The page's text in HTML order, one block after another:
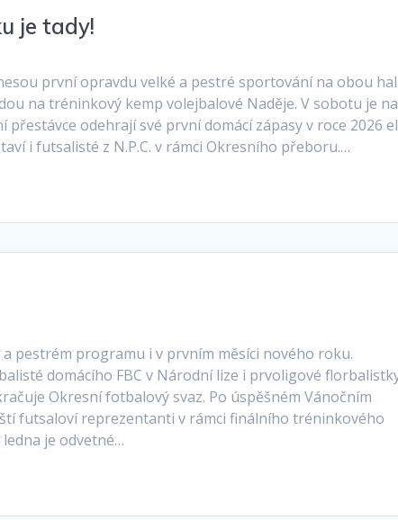
je tady!
první opravdu velké a pestré sportování na obou
na tréninkový kemp volejbalové Naděje. V sobotu je na
odehrají své první domácí zápasy v roce 2026
i futsalisté z N.P.C. v rámci Okresního přeboru.…
pestrém programu i v prvním měsíci nového roku.
domácího FBC v Národní lize i prvoligové
Okresní fotbalový svaz. Po úspěšném Vánočním
futsaloví reprezentanti v rámci finálního tréninkového
je odvetné…